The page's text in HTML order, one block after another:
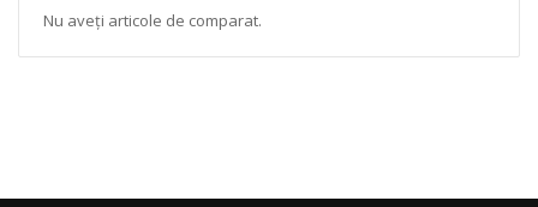
Nu aveți articole de comparat.